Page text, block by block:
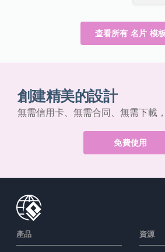
查看所有 名片 模板
創建精美的設計
無需信用卡、無需合同、無需下載
免費使用
產品 資源